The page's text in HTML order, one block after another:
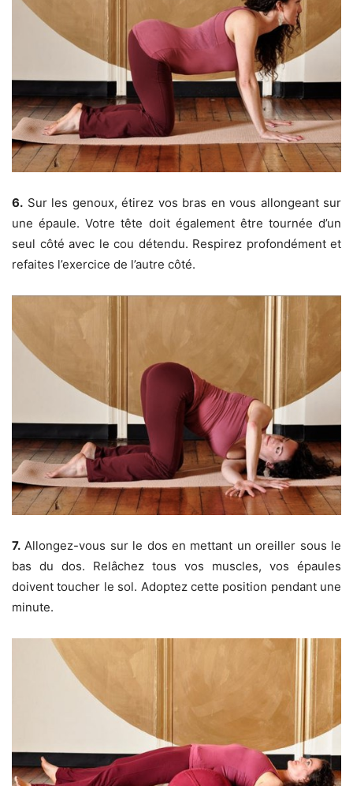
6. Sur les genoux, étirez vos bras en vous allongeant sur
une épaule. Votre tête doit également être tournée d’un
seul côté avec le cou détendu. Respirez profondément et
refaites l’exercice de l’autre côté.
7. Allongez-vous sur le dos en mettant un oreiller sous le
bas du dos. Relâchez tous vos muscles, vos épaules
doivent toucher le sol. Adoptez cette position pendant une
minute.